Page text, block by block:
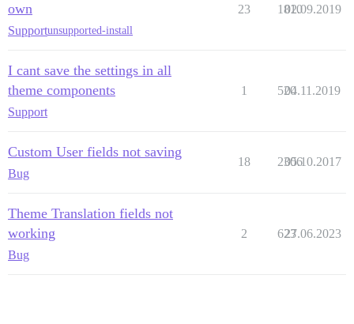
own
Supportunsupported-install
23 1810
02.09.2019
I cant save the settings in all
theme components
Support
1 520
04.11.2019
Custom User fields not saving
Bug
18 2306
05.10.2017
Theme Translation fields not
working
Bug
2 623
27.06.2023